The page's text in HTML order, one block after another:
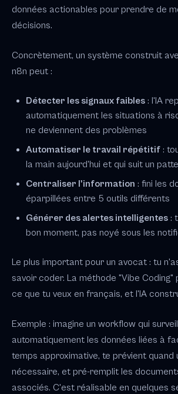
données actionables pour prendre de
décisions.
Concrètement, un système construit
n8n peut :
Détecter les signaux faibles : l'IA
automatiquement les situations à
ne deviennent des problèmes
Automatiser le travail répétitif :
la main aujourd'hui et qui suit un
Centraliser l'information : fini les
éparpillées entre 5 outils différents
Générer des alertes intelligentes :
bon moment, pas noyé sous les
Le plus important pour un avocat : tu
savoir coder. La méthode "Vibe
ce que tu veux en français, et l'IA
Exemple : imagine un workflow qui
automatiquement les données liées à
temps approximative, te prévient quand
nécessaire, et pré-remplit les
associés. C'est réalisable en quelques